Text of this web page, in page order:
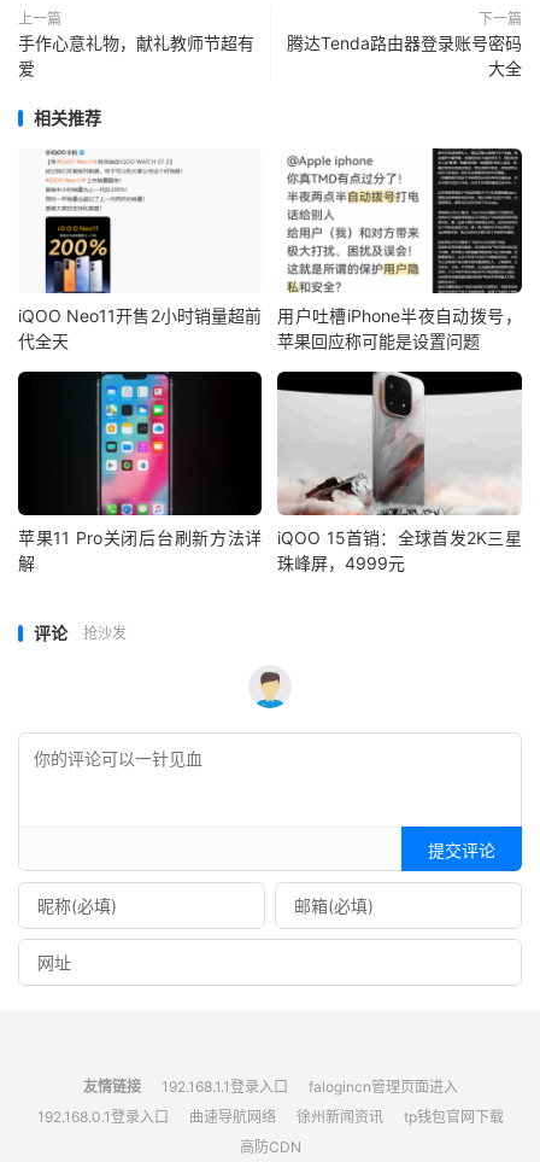
上一篇
手作心意礼物，献礼教师节超有
爱
下一篇
腾达Tenda路由器登录账号密码
大全
相关推荐
iQOO Neo11开售2小时销量超前
代全天
用户吐槽iPhone半夜自动拨号，
苹果回应称可能是设置问题
苹果11 Pro关闭后台刷新方法详
解
iQOO 15首销：全球首发2K三星
珠峰屏，4999元
评论 抢沙发
提交评论
友情链接 192.168.1.1登录入口
falogincn管理页面进入
192.168.0.1登录入口
曲速导航网络 徐州新闻资讯
tp钱包官网下载
高防CDN